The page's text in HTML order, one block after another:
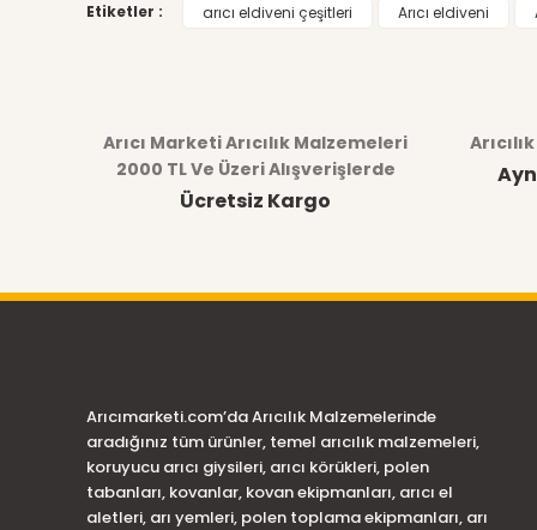
Etiketler : arıcı eldiveni çeşitleri Arıcı eldiveni
Arıcı Marketi Arıcılık Malzemeleri
2000 TL Ve Üzeri Alışverişlerde
Ücretsiz Kargo
Arıcımarketi.com’da Arıcılık Malzemelerinde
aradığınız tüm ürünler, temel arıcılık malzemeleri,
koruyucu arıcı giysileri, arıcı körükleri, polen
tabanları, kovanlar, kovan ekipmanları, arıcı el
aletleri, arı yemleri, polen toplama ekipmanları, arı